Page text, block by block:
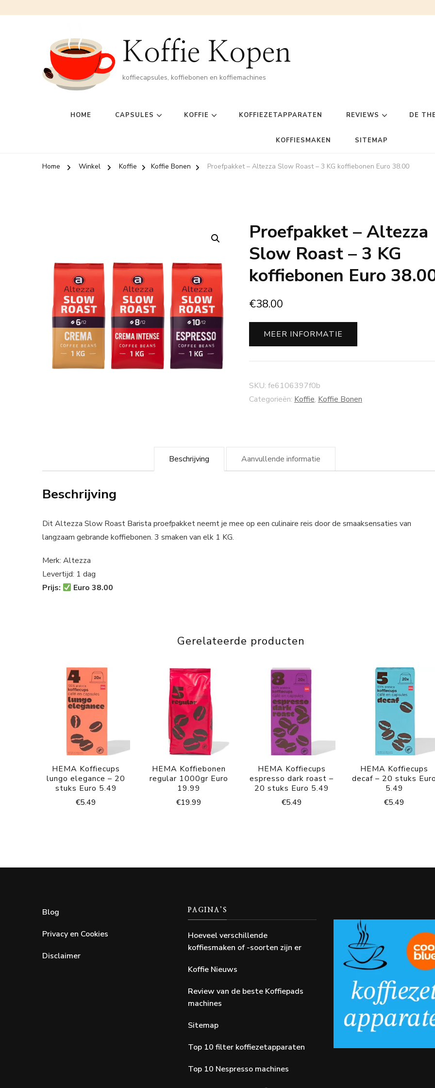
Koffie Kopen
koffiecapsules, koffiebonen en koffiemachines
HOME CAPSULES KOFFIE KOFFIEZETAPPARATEN REVIEWS DE
KOFFIESMAKEN SITEMAP
Home Winkel Koffie Koffie Bonen Proefpakket – Altezza Slow Roast – 3 KG koffiebonen Euro 38.00
Proefpakket – Altezza
Slow Roast – 3 KG
koffiebonen Euro
€38.00
MEER INFORMATIE
SKU: fe6106397f0b
Categorieën: Koffie, Koffie Bonen
Beschrijving Aanvullende informatie
Beschrijving
Dit Altezza Slow Roast Barista proefpakket neemt je mee op een culinaire reis door de smaaksensaties van
langzaam gebrande koffiebonen. 3 smaken van elk 1 KG.
Merk: Altezza
Levertijd: 1 dag
Prijs:
Euro 38.00
Gerelateerde producten
HEMA Koffiecups
lungo elegance – 20
stuks Euro 5.49
€5.49
HEMA Koffiebonen
regular 1000gr Euro
19.99
€19.99
HEMA Koffiecups
espresso dark roast –
20 stuks Euro 5.49
€5.49
HEMA Koffiecups
decaf – 20 stuks
5.49
€5.49
Blog
Privacy en Cookies
Disclaimer
PAGINA’S
Hoeveel verschillende
koffiesmaken of -soorten zijn er
Koffie Nieuws
Review van de beste Koffiepads
machines
Sitemap
Top 10 filter koffiezetapparaten
Top 10 Nespresso machines